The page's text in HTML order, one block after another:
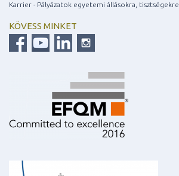
Karrier - Pályázatok egyetemi állásokra, tisztségekre
KÖVESS MINKET